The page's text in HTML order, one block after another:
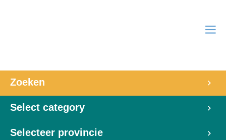
Zoeken
Select category
Selecteer provincie